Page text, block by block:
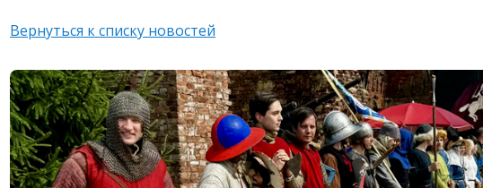
Вернуться к списку новостей